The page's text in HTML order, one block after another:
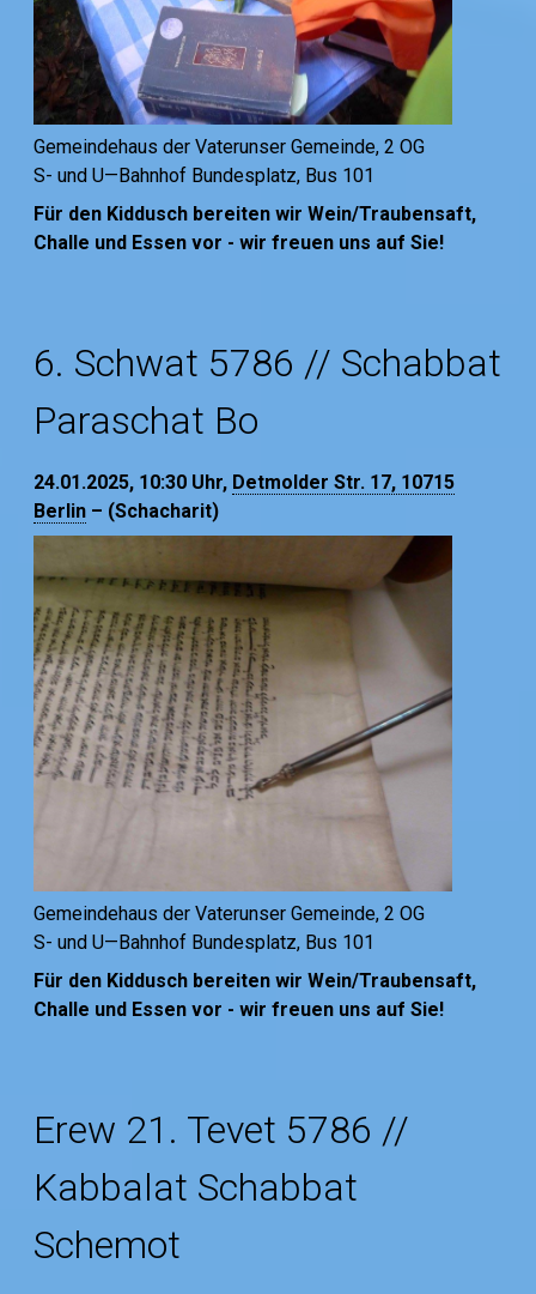
Gemeindehaus der Vaterunser Gemeinde, 2 OG
S- und U—Bahnhof Bundesplatz, Bus 101
Für den Kiddusch bereiten wir Wein/Traubensaft,
Challe und Essen vor - wir freuen uns auf Sie!
6. Schwat 5786 // Schabbat
Paraschat Bo
24.01.2025, 10:30 Uhr, Detmolder Str. 17, 10715
Berlin – (Schacharit)
Gemeindehaus der Vaterunser Gemeinde, 2 OG
S- und U—Bahnhof Bundesplatz, Bus 101
Für den Kiddusch bereiten wir Wein/Traubensaft,
Challe und Essen vor - wir freuen uns auf Sie!
Erew 21. Tevet 5786 //
Kabbalat Schabbat
Schemot